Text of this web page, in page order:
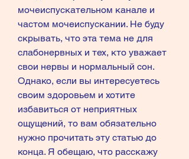
мочеиспускательном канале и
частом мочеиспускании. Не буду
скрывать, что эта тема не для
слабонервных и тех, кто уважает
свои нервы и нормальный сон.
Однако, если вы интересуетесь
своим здоровьем и хотите
избавиться от неприятных
ощущений, то вам обязательно
нужно прочитать эту статью до
конца. Я обещаю, что расскажу